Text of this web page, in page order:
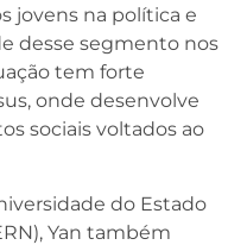
jovens na política e
desse segmento nos
tem forte
onde desenvolve
sociais voltados ao
do Estado
Yan também